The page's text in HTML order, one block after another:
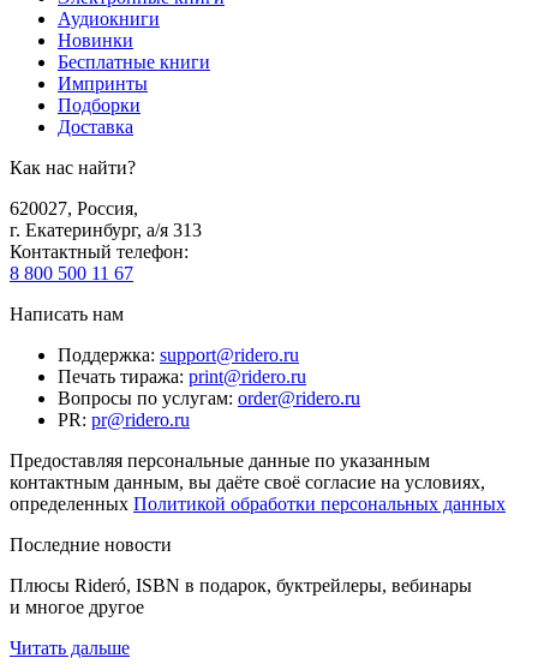
Аудиокниги
Новинки
Бесплатные книги
Импринты
Подборки
Доставка
Как нас найти?
620027, Россия,
г. Екатеринбург, а/я 313
Контактный телефон:
8 800 500 11 67
Написать нам
Поддержка: support@ridero.ru
Печать тиража: print@ridero.ru
Вопросы по услугам: order@ridero.ru
PR: pr@ridero.ru
Предоставляя персональные данные по указанным
контактным данным, вы даёте своё согласие на условиях,
определенных Политикой обработки персональных данных
Последние новости
Плюсы Rideró, ISBN в подарок, буктрейлеры, вебинары
и многое другое
Читать дальше